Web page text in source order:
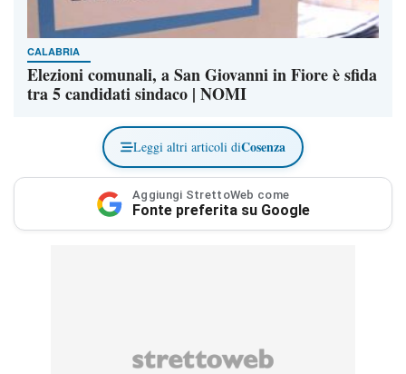
CALABRIA
Elezioni comunali, a San Giovanni in Fiore è sfida
tra 5 candidati sindaco | NOMI
Leggi altri articoli diCosenza
Aggiungi StrettoWeb come
Fonte preferita su Google